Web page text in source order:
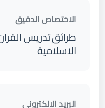
الاختصاص الدقيق
طرائق تدريس
الاسلامية
البريد الالكتروني